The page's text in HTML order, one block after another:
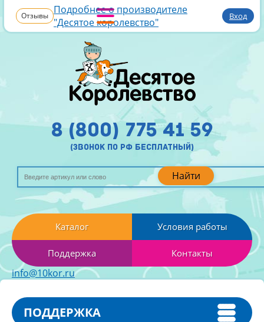
Отзывы Подробнее о производителе
"Десятое королевство"
Вход
Найти
8 (800) 775 41 59
(звонок по рф бесплатный)
Каталог Условия работы
Поддержка Контакты
info@10kor.ru
ПОДДЕРЖКА